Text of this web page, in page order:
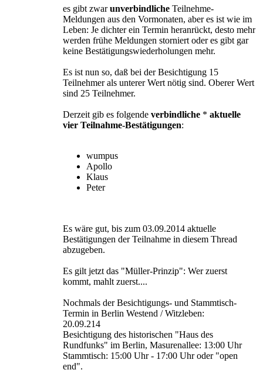
es gibt zwarunverbindliche Teilnehme-
Meldungen aus den Vormonaten, aber es ist wie im
Leben: Je dichter ein Termin heranrückt, desto mehr
werden frühe Meldungen storniert oder es gibt gar
keine Bestätigungswiederholungen mehr.
Es ist nun so, daß bei der Besichtigung 15
Teilnehmer als unterer Wert nötig sind. Oberer Wert
sind 25 Teilnehmer.
Derzeit gib es folgende verbindliche * aktuelle
vier Teilnahme-Bestätigungen:
wumpus
Apollo
Klaus
Peter
Es wäre gut, bis zum 03.09.2014 aktuelle
Bestätigungen der Teilnahme in diesem Thread
abzugeben.
Es gilt jetzt das "Müller-Prinzip": Wer zuerst
kommt, mahlt zuerst....
Nochmals der Besichtigungs- und Stammtisch-
Termin in Berlin Westend / Witzleben:
20.09.214
Besichtigung des historischen "Haus des
Rundfunks" im Berlin, Masurenallee: 13:00 Uhr
Stammtisch: 15:00 Uhr - 17:00 Uhr oder "open
end".